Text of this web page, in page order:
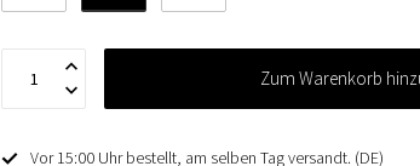
Zum Warenkorb
Vor 15:00 Uhr bestellt, am selben Tag versandt. (DE)